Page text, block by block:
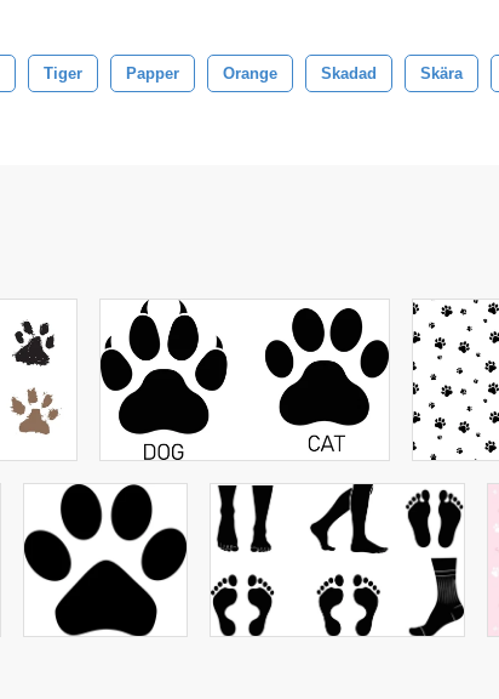
Tiger Papper Orange Skadad Skära